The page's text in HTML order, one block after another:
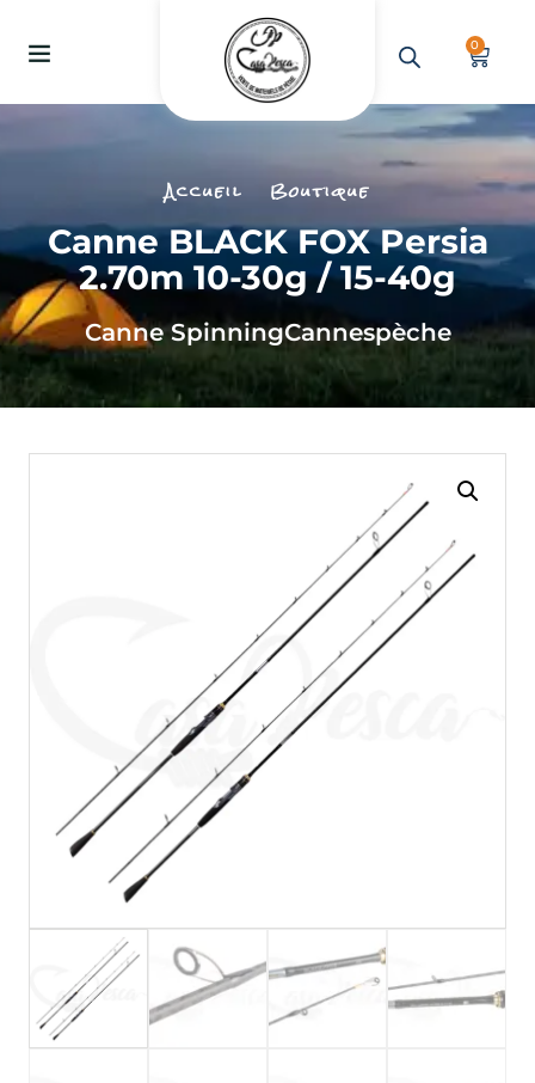
0
Accueil Boutique
Canne BLACK FOX Persia
2.70m 10-30g / 15-40g
Canne SpinningCannespèche